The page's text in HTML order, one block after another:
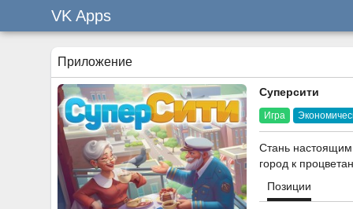
VK Apps
Приложение
Суперсити
Игра
Стань настоящим
город к
Позиции